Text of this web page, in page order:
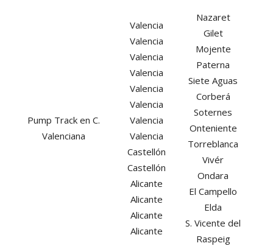
Pump Track en C.
Valenciana
Valencia
Valencia
Valencia
Valencia
Valencia
Valencia
Valencia
Valencia
Castellón
Castellón
Alicante
Alicante
Alicante
Alicante
Nazaret
Gilet
Mojente
Paterna
Siete Aguas
Corberá
Soternes
Onteniente
Torreblanca
Vivér
Ondara
El Campello
Elda
S. Vicente del
Raspeig